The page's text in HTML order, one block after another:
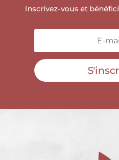
Inscrivez-vous et